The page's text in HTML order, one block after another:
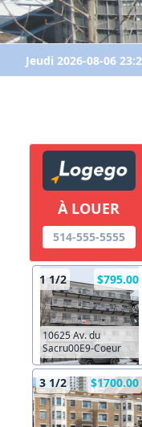
Jeudi 2026-08-06
À LOUER
514-555-5555
1 1/2 $795.00
10625 Av. du
Sacru00E9-Coeur
3 1/2 $1700.00